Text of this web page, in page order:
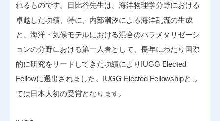
れるものです。日比谷先生は、海洋物理学分野における
卓越した功績、特に、内部潮汐による海洋乱流の生成
と、海洋・気候モデルにおける混合のパラメタリゼーシ
ョンの分野における第一人者として、長年にわたり国際
的に研究をリードしてきた功績によりIUGG Elected
Fellowに選出されました。IUGG Elected Fellowshipとし
ては日本人初の受賞となります。